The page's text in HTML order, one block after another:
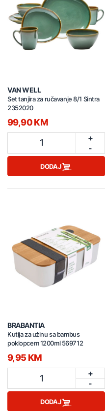
VAN WELL
Set tanjira za ručavanje 8/1 Sintra
2352020
99,90 KM
1
+
-
DODAJ
BRABANTIA
Kutija za užinu sa bambus
poklopcem 1200ml 569712
9,95 KM
1
+
-
DODAJ